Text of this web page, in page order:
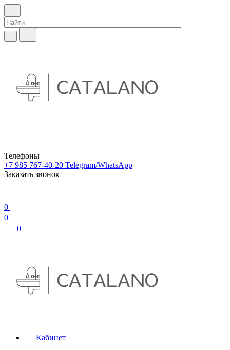
Телефоны
+7 985 767-40-20 Telegram/WhatsApp
Заказать звонок
0
0
0
Кабинет